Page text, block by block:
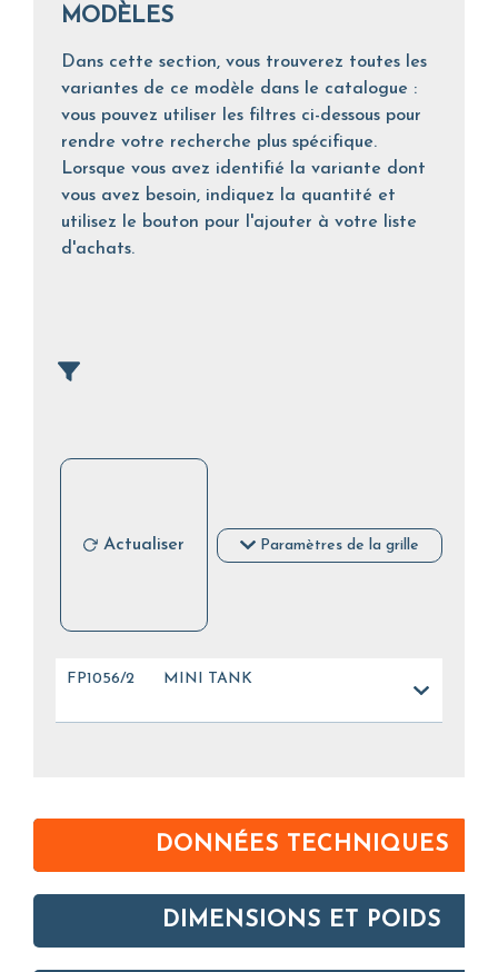
MODÈLES
Dans cette section, vous trouverez toutes les
variantes de ce modèle dans le catalogue :
vous pouvez utiliser les filtres ci-dessous pour
rendre votre recherche plus spécifique.
Lorsque vous avez identifié la variante dont
vous avez besoin, indiquez la quantité et
utilisez le bouton pour l'ajouter à votre liste
d'achats.
Actualiser Paramètres de la grille
FP1056/2 MINI TANK
DONNÉES TECHNIQUES
DIMENSIONS ET POIDS